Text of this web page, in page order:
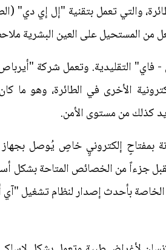
والتي تعمل بتقنية "إل إي دي"
من المستحيل على العين البشرية
فاي" التقليدية. وتعمل شركة
الأخرى في الطائرة، وهو
كذلك من مستوى الأمن.
بمفتاحٍ إلكترونيٍ خاصٍ يُوصل
جزءاً من الخصائص المتاحة بشكل
بأحدث إصدار لنظام تشغيل "آي